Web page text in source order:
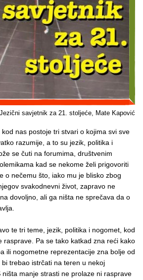
Jezični savjetnik za 21. stoljeće, Mate Kapović
nas postoje tri stvari o kojima svi sve
razumije, a to su jezik, politika i
se čuti na forumima, društvenim
kad se nekome želi prigovoriti
o nečemu što, iako mu je blisko zbog
svakodnevni život, zapravo ne
dovoljno, ali ga ništa ne sprečava da o
te tri teme, jezik, politika i nogomet, kod
rasprave. Pa se tako katkad zna reći kako
ili nogometne reprezentacije zna bolje od
trebao istrčati na teren u nekoj
ništa manje strasti ne prolaze ni rasprave